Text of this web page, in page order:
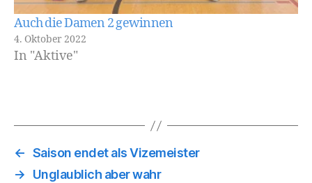
Auch die Damen 2 gewinnen
4. Oktober 2022
In "Aktive"
← Saison endet als Vizemeister
→
Unglaublich aber wahr